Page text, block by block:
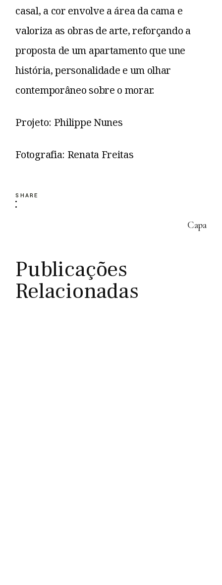
casal, a cor envolve a área da cama e
valoriza as obras de arte, reforçando a
proposta de um apartamento que une
história, personalidade e um olhar
contemporâneo sobre o morar.
Projeto: Philippe Nunes
Fotografia: Renata Freitas
SHARE
Capa
Publicações
Relacionadas